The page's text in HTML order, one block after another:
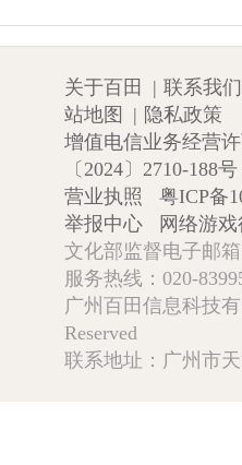
关于百田 | 联系我们
站地图
| 隐私政策
增值电信业务经营
〔2024〕2710-188号
营业执照
粤ICP备
举报中心
网络游
文化部监督电子邮
服务热线：020-
广州百田信息科技
Reserved
联系地址：广州市